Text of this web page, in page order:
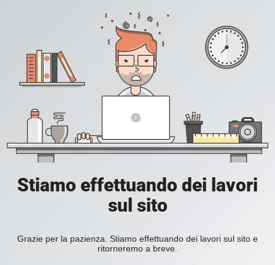
Stiamo effettuando dei lavori
sul sito
Grazie per la pazienza. Stiamo effettuando dei lavori sul sito e
ritorneremo a breve.